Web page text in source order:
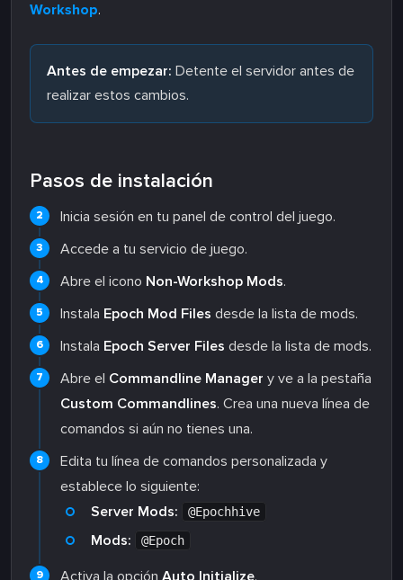
Workshop.
Antes de empezar: Detente el servidor antes de
realizar estos cambios.
Pasos de instalación
Inicia sesión en tu panel de control del juego.
Accede a tu servicio de juego.
Abre el icono Non-Workshop Mods.
Instala Epoch Mod Files desde la lista de mods.
Instala Epoch Server Files desde la lista de mods.
Abre el Commandline Manager y ve a la pestaña
Custom Commandlines. Crea una nueva línea de
comandos si aún no tienes una.
Edita tu línea de comandos personalizada y
establece lo siguiente:
Server Mods:
@Epochhive
Mods: @Epoch
Activa la opción Auto Initialize.